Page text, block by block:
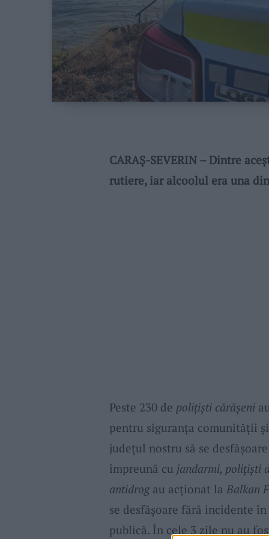
CARAȘ-SEVERIN – Dintre
rutiere, iar alcoolul era una
Peste 230 de poliţişti cărășeni
pentru siguranța comunității
judeţul nostru să se
împreună cu jandarmi, polițiști
antidrogau acționat la Balkan
se desfășoare fără incidente
publică. În cele 3 zile nu au